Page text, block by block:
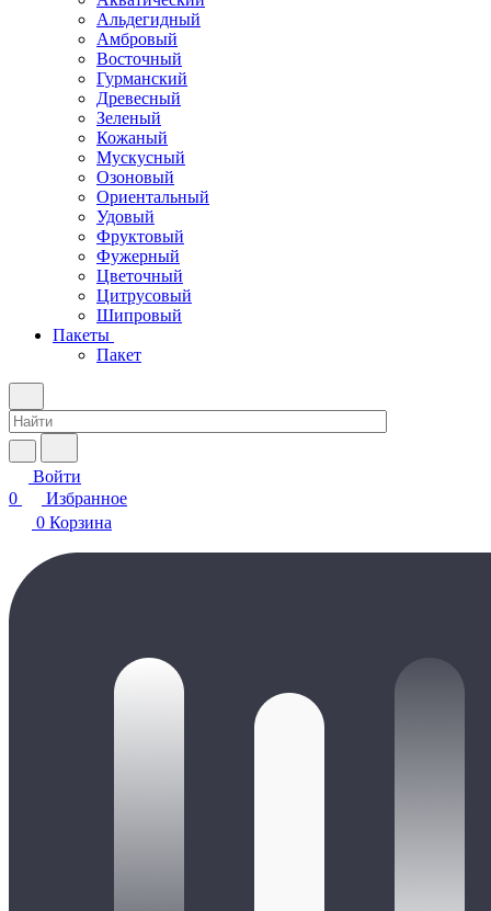
Альдегидный
Амбровый
Восточный
Гурманский
Древесный
Зеленый
Кожаный
Мускусный
Озоновый
Ориентальный
Удовый
Фруктовый
Фужерный
Цветочный
Цитрусовый
Шипровый
Пакеты
Пакет
Войти
0
Избранное
0 Корзина